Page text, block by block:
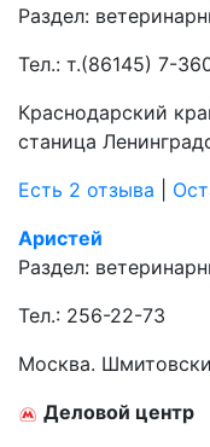
Раздел:
Тел.: т.(86145) 7-
Краснодарский
станица
Есть 2 отзыва
Аристей
Раздел:
Тел.: 256-22-73
Москва.
Деловой центр